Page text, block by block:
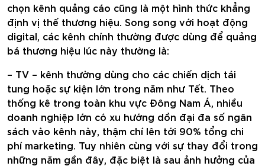
chọn kênh quảng cáo cũng là một hình thức khẳng
định vị thế thương hiệu. Song song với hoạt động
digital, các kênh chính thường được dùng để quảng
bá thương hiệu lúc này thường là:
– TV – kênh thường dùng cho các chiến dịch tái
tung hoặc sự kiện lớn trong năm như Tết. Theo
thống kê trong toàn khu vực Đông Nam Á, nhiều
doanh nghiệp lớn có xu hướng dồn đại đa số ngân
sách vào kênh này, thậm chí lên tới 90% tổng chi
phí marketing. Tuy nhiên cùng với sự thay đổi trong
những năm gần đây, đặc biệt là sau ảnh hưởng của